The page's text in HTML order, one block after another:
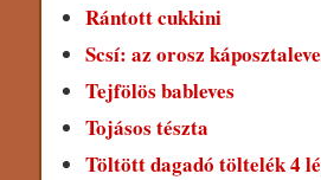
Rántott cukkini
Scsí: az orosz
Tejfölös bableves
Tojásos tészta
Töltött dagadó töltelék 4